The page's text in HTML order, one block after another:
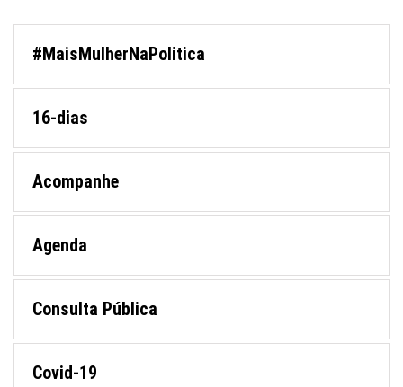
#MaisMulherNaPolitica
16-dias
Acompanhe
Agenda
Consulta Pública
Covid-19